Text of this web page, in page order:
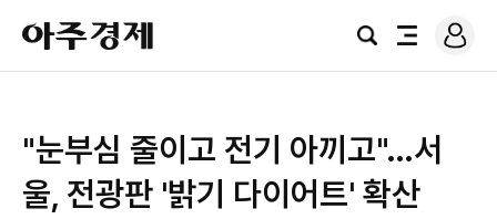
아
주
경
검
전
로
그
"눈부심 줄이고 전기 아끼고"…서
울, 전광판 '밝기 다이어트' 확산